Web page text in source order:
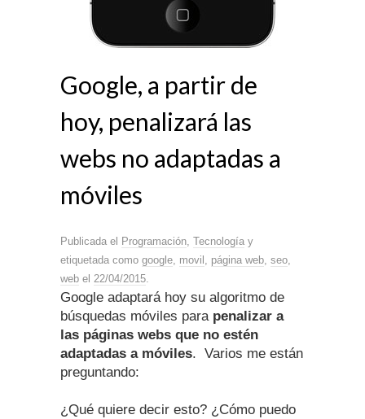
Google, a partir de
hoy, penalizará las
webs no adaptadas a
móviles
Publicada el Programación Tecnología y
etiquetada como google movil página web seo
web el 22/04/2015
Google adaptará hoy su algoritmo de
búsquedas móviles para penalizar a
las páginas webs que no estén
adaptadas a móviles. Varios me están
preguntando:
¿Qué quiere decir esto? ¿Cómo puedo